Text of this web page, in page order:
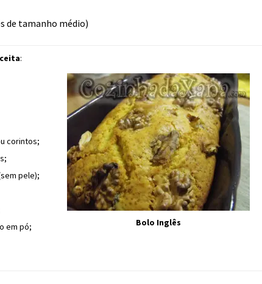
de tamanho médio)
:
corintos;
pele);
em pó;
Bolo Inglês